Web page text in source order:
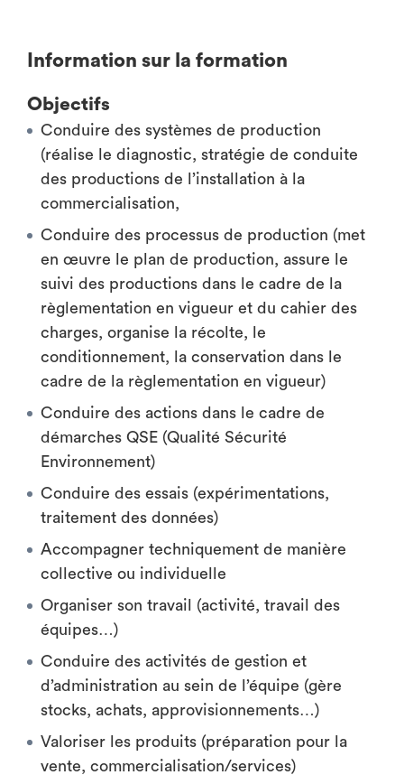
Information sur la formation
Objectifs
Conduire des systèmes de production
(réalise le diagnostic, stratégie de conduite
des productions de l’installation à la
commercialisation,
Conduire des processus de production (met
en œuvre le plan de production, assure le
suivi des productions dans le cadre de la
règlementation en vigueur et du cahier des
charges, organise la récolte, le
conditionnement, la conservation dans le
cadre de la règlementation en vigueur)
Conduire des actions dans le cadre de
démarches QSE (Qualité Sécurité
Environnement)
Conduire des essais (expérimentations,
traitement des données)
Accompagner techniquement de manière
collective ou individuelle
Organiser son travail (activité, travail des
équipes…)
Conduire des activités de gestion et
d’administration au sein de l’équipe (gère
stocks, achats, approvisionnements…)
Valoriser les produits (préparation pour la
vente, commercialisation/services)